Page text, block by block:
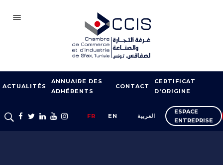
CCIS
ACTUALITÉS
ANNUAIRE DES
ADHÉRENTS
CONTACT
CERTIFICAT
D'ORIGINE
FR EN العربية
ESPACE
ENTREPRISE